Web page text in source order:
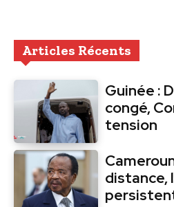
Articles Récents
Guinée :
congé,
tension
distance,